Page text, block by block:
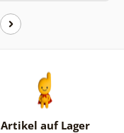
Artikel auf Lager